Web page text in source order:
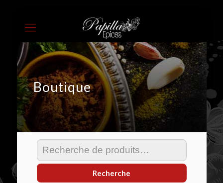
Boutique
Recherche
pour :
Recherche